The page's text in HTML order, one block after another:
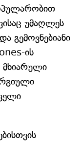
უმაღლეს
გემოვნებიანი
ის
მხიარული